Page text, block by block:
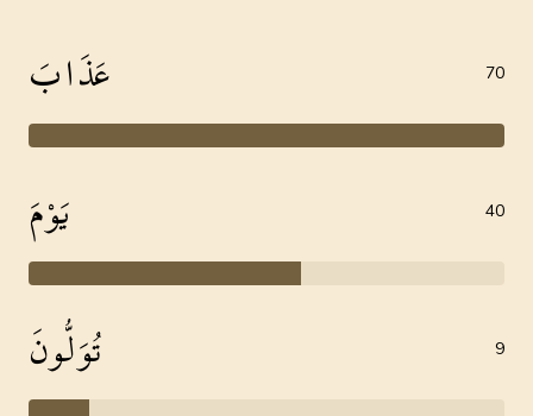
عَذَابَ 70
يَوْمَ 40
تُوَلُّونَ 9